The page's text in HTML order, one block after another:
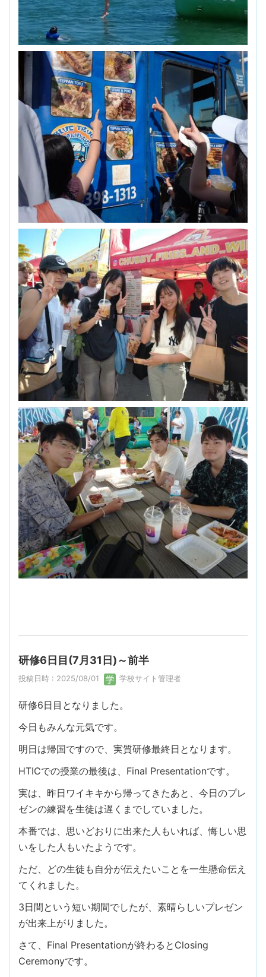
研修6日目(7月31日)～前半
投稿日時 : 2025/08/01 学校サイト管理者
研修6日目となりました。
今日もみんな元気です。
明日は帰国ですので、実質研修最終日となります。
HTICでの授業の最後は、Final Presentationです。
実は、昨日ワイキキから帰ってきたあと、今日のプレ
ゼンの練習を生徒は遅くまでしていました。
本番では、思いどおりに出来た人もいれば、悔しい思
いをした人もいたようです。
ただ、どの生徒も自分が伝えたいことを一生懸命伝え
てくれました。
3日間という短い期間でしたが、素晴らしいプレゼン
が出来上がりました。
さて、Final Presentationが終わるとClosing
Ceremonyです。